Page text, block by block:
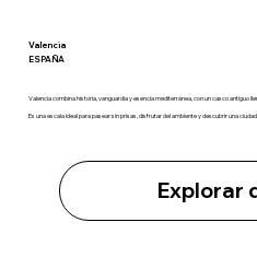
Valencia
ESPAÑA
Valencia combina historia, vanguardia y esencia mediterránea, con un casco antiguo
Es una escala ideal para pasear sin prisas, disfrutar del ambiente y descubrir una
Explorar